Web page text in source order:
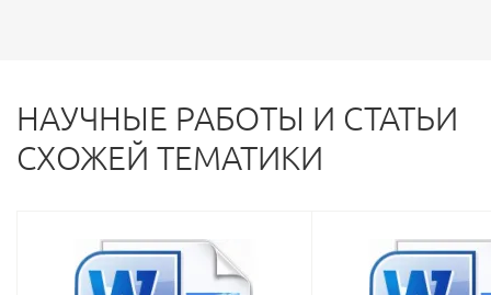
НАУЧНЫЕ РАБОТЫ И СТАТЬИ
СХОЖЕЙ ТЕМАТИКИ